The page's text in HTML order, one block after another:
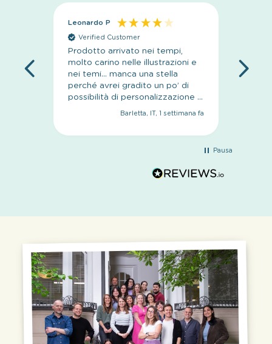
Leonardo P
Verified Customer
Prodotto arrivato nei tempi,
molto carino nelle illustrazioni e
nei temi… manca una stella
perché avrei gradito un po’ di
possibilità di personalizzazione in
Barletta, IT, 1 settimana fa
Pausa